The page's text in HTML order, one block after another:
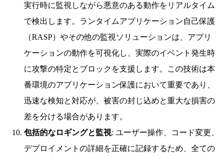
実行時に監視しながら悪意のある動作をリアルタイム
で検出します。ランタイムアプリケーション自己保護
（RASP）やその他の監視ソリューションは、アプリ
ケーションの動作を可視化し、実際のイベント発生時
に攻撃の特定とブロックを支援します。この技術は本
番環境のアプリケーション保護において重要であり、
迅速な検知と対応が、被害の封じ込めと重大な損害の
差を分ける場合があります。
包括的なロギングと監視: ユーザー操作、コード変更、
デプロイメントの詳細を正確に記録するため、全ての